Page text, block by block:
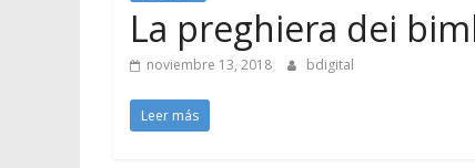
La preghiera dei
noviembre 13, 2018 bdigital
Leer más